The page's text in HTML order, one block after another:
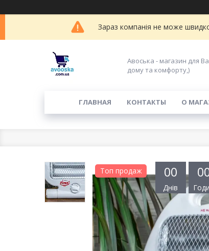
Зараз компанія не може
Авоська - магазин для
дому та комфорту,)
ГЛАВНАЯ КОНТАКТЫ О
Топ продаж 00
Днів
0